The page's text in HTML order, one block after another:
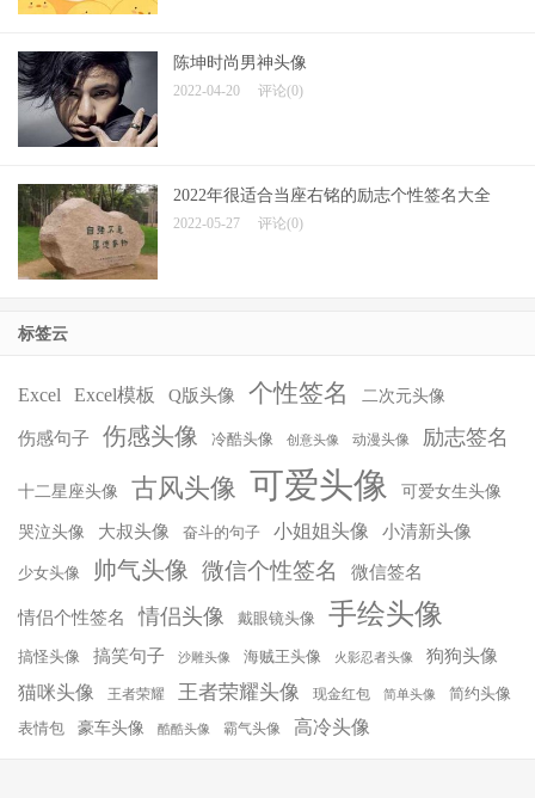
陈坤时尚男神头像
2022-04-20 评论(0)
2022年很适合当座右铭的励志个性签名大全
2022-05-27 评论(0)
标签云
Excel Excel模板 Q版头像 个性签名 二次元头像
伤感句子 伤感头像 冷酷头像 创意头像 动漫头像 励志签名
十二星座头像 古风头像 可爱头像 可爱女生头像
哭泣头像 大叔头像 奋斗的句子 小姐姐头像 小清新头像
少女头像 帅气头像 微信个性签名 微信签名
情侣个性签名 情侣头像 戴眼镜头像 手绘头像
搞怪头像 搞笑句子 沙雕头像 海贼王头像 火影忍者头像 狗狗头像
猫咪头像 王者荣耀 王者荣耀头像 现金红包 简单头像 简约头像
表情包 豪车头像 酷酷头像 霸气头像 高冷头像